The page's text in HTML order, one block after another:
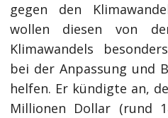
gegen den
wollen diesen von
Klimawandels
bei der Anpassung und
helfen. Er kündigte an,
Millionen Dollar (rund